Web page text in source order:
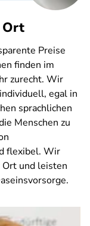
Ort
Preise
finden im
zurecht. Wir
egal in
sprachlichen
Menschen zu
flexibel. Wir
Ort und leisten